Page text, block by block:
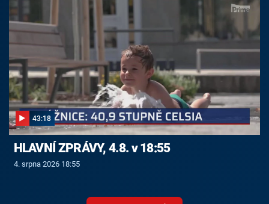
43:18
HLAVNÍ ZPRÁVY, 4.8. v 18:55
4. srpna 2026 18:55